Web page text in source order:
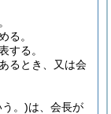
る。
する。
るとき、又は会
。)は、会長が